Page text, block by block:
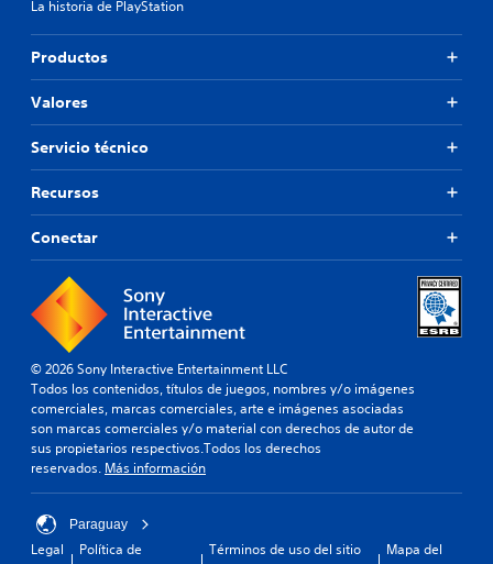
La historia de PlayStation
Productos
Valores
Servicio técnico
Recursos
Conectar
© 2026 Sony Interactive Entertainment LLC
Todos los contenidos, títulos de juegos, nombres y/o imágenes
comerciales, marcas comerciales, arte e imágenes asociadas
son marcas comerciales y/o material con derechos de autor de
sus propietarios respectivos.Todos los derechos
reservados. Más información
Paraguay
Legal
Política de
Términos de uso del sitio
Mapa del